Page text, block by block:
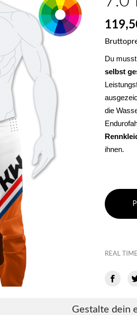
selbst
die
ihnen.
REAL
Gestalte dein